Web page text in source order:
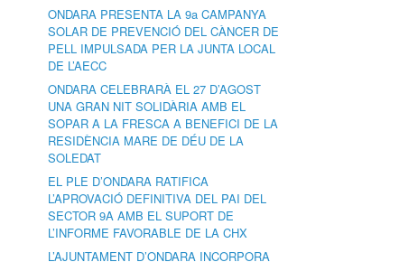
ONDARA PRESENTA LA 9a CAMPANYA
SOLAR DE PREVENCIÓ DEL CÀNCER DE
PELL IMPULSADA PER LA JUNTA LOCAL
DE L’AECC
ONDARA CELEBRARÀ EL 27 D’AGOST
UNA GRAN NIT SOLIDÀRIA AMB EL
SOPAR A LA FRESCA A BENEFICI DE LA
RESIDÈNCIA MARE DE DÉU DE LA
SOLEDAT
EL PLE D’ONDARA RATIFICA
L’APROVACIÓ DEFINITIVA DEL PAI DEL
SECTOR 9A AMB EL SUPORT DE
L’INFORME FAVORABLE DE LA CHX
L’AJUNTAMENT D’ONDARA INCORPORA